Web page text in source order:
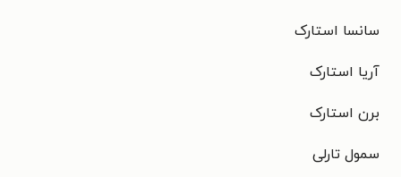
سانسا استارک
آریا استارک
برن استارک
سمول تارلی